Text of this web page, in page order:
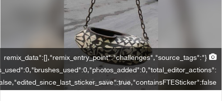
{"remix_data":[],"remix_entry_point":"challenges","source_tags":